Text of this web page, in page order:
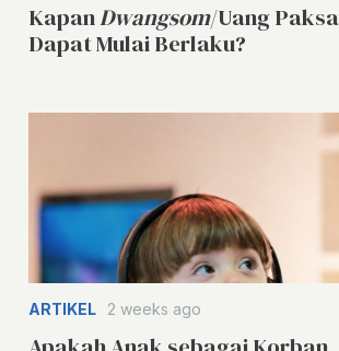
KapanDwangsom/Uang Paksa
Dapat Mulai Berlaku?
ARTIKEL 2 weeks ago